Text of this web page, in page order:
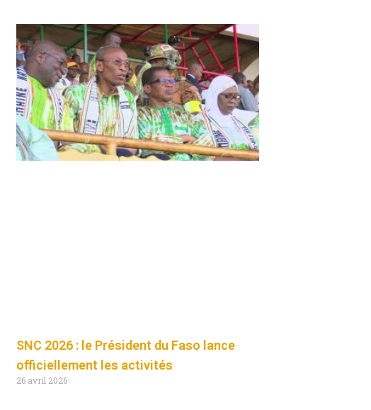
SNC 2026 : le Président du Faso lance
officiellement les activités
26 avril 2026